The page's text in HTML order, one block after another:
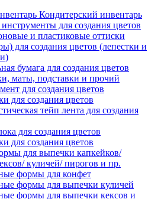
Кондитерский инвентарь
для создания цветов
и пластиковые оттиски
для создания цветов (лепестки и
бумага для создания цветов
маты, подставки и прочий
для создания цветов
для создания цветов
тейп лента для создания
для создания цветов
для создания цветов
для выпечки капкейков/
куличей/ пирогов и пр.
формы для конфет
формы для выпечки куличей
формы для выпечки кексов и